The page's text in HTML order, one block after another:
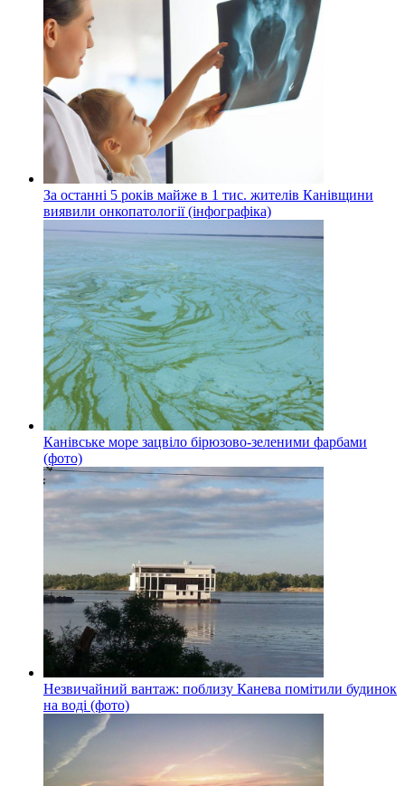
За останні 5 років майже в 1 тис. жителів Канівщини
виявили онкопатології (інфографіка)
Канівське море зацвіло бірюзово-зеленими фарбами
(фото)
Незвичайний вантаж: поблизу Канева помітили будинок
на воді (фото)